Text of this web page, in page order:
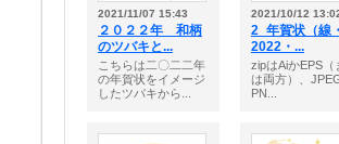
2021/11/07 15:43
２０２２年 和柄
のツバキと...
こちらは二〇二二年
の年賀状をイメージ
したツバキから...
2021/10/12
2_年賀状（線
2022・...
zipはAiかEPS（
は両方）、
PN...